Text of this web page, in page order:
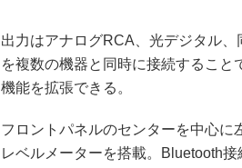
出力はアナログRCA、光デジタル
を複数の機器と同時に接続するこ
機能を拡張できる。
フロントパネルのセンターを中心
レベルメーターを搭載。Bluetooth